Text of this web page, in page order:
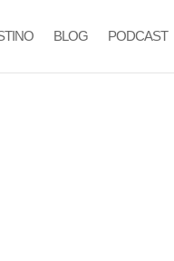
BLOG PODCAST